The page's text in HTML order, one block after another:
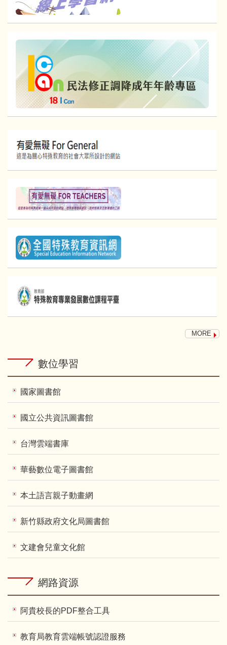
MORE
數位學習
國家圖書館
國立公共資訊圖書館
台灣雲端書庫
華藝數位電子圖書館
本土語言親子動畫網
新竹縣政府文化局圖書館
文建會兒童文化館
網路資源
阿貴校長的PDF整合工具
教育局教育雲端帳號認證服務